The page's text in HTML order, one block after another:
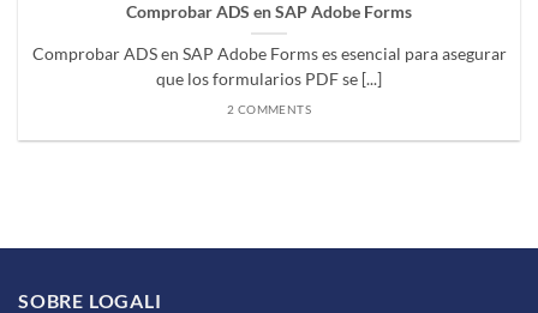
Comprobar ADS en SAP Adobe Forms
Comprobar ADS en SAP Adobe Forms es esencial para asegurar
que los formularios PDF se [...]
2 COMMENTS
SOBRE LOGALI